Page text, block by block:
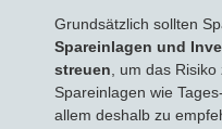
Grundsätzlich sollten
Spareinlagen und
streuen, um das
Spareinlagen wie
allem deshalb zu